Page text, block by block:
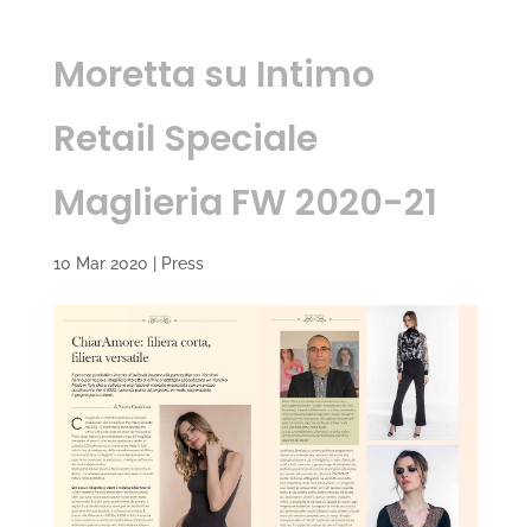
Moretta su Intimo
Retail Speciale
Maglieria FW 2020-21
10 Mar 2020 Press